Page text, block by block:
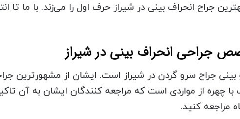
جراح انحراف بینی در شیراز حرف اول را می‌زند. با ما تا
جراح سرو گردن در شیراز است. ایشان از مشهورترین
با چهره از مواردی است که مراجعه کنندگان ایشان به آن
مراجعه کنید.